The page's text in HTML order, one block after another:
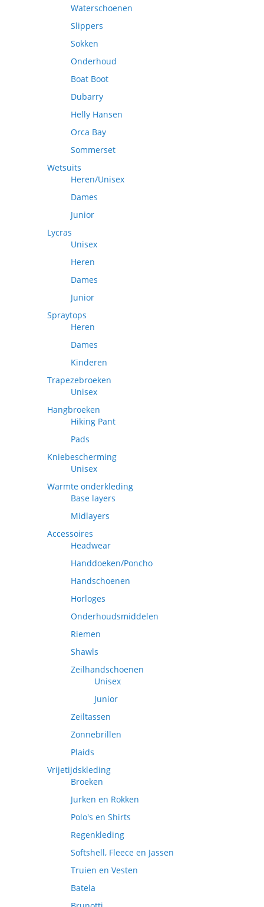
Waterschoenen
Slippers
Sokken
Onderhoud
Boat Boot
Dubarry
Helly Hansen
Orca Bay
Sommerset
Wetsuits
Heren/Unisex
Dames
Junior
Lycras
Unisex
Heren
Dames
Junior
Spraytops
Heren
Dames
Kinderen
Trapezebroeken
Unisex
Hangbroeken
Hiking Pant
Pads
Kniebescherming
Unisex
Warmte onderkleding
Base layers
Midlayers
Accessoires
Headwear
Handdoeken/Poncho
Handschoenen
Horloges
Onderhoudsmiddelen
Riemen
Shawls
Zeilhandschoenen
Unisex
Junior
Zeiltassen
Zonnebrillen
Plaids
Vrijetijdskleding
Broeken
Jurken en Rokken
Polo's en Shirts
Regenkleding
Softshell, Fleece en Jassen
Truien en Vesten
Batela